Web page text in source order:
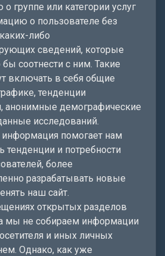
группе или категории услуг
о пользователе без
либо
сведений, которые
соотнести с ним. Такие
включать в себя общие
тенденции
анонимные демографические
исследований.
помогает нам
тенденции и потребности
более
разрабатывать новые
наш сайт.
открытых разделов
мы не собираем информации
и иных личных
Однако, как уже